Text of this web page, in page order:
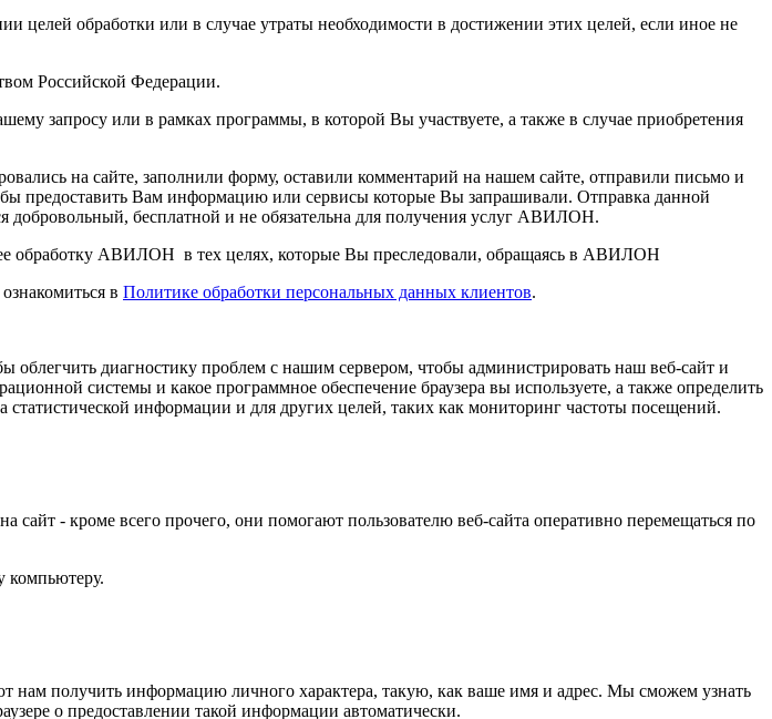
обработки или в случае утраты необходимости в достижении этих целей, если иное не
Российской Федерации.
запросу или в рамках программы, в которой Вы участвуете, а также в случае приобретения
на сайте, заполнили форму, оставили комментарий на нашем сайте, отправили письмо и
предоставить Вам информацию или сервисы которые Вы запрашивали. Отправка данной
добровольный, бесплатной и не обязательна для получения услуг АВИЛОН.
обработку АВИЛОН в тех целях, которые Вы преследовали, обращаясь в АВИЛОН
в Политике обработки персональных данных клиентов.
облегчить диагностику проблем с нашим сервером, чтобы администрировать наш веб-сайт и
системы и какое программное обеспечение браузера вы используете, а также определить
статистической информации и для других целей, таких как мониторинг частоты посещений.
- кроме всего прочего, они помогают пользователю веб-сайта оперативно перемещаться по
компьютеру.
получить информацию личного характера, такую, как ваше имя и адрес. Мы сможем узнать
о предоставлении такой информации автоматически.